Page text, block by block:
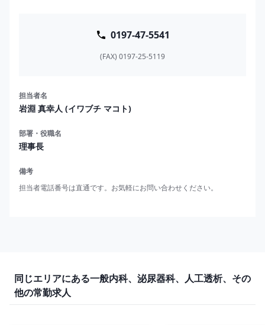
0197-47-5541
(FAX) 0197-25-5119
担当者名
岩淵 真幸人 (イワブチ マコト)
部署・役職名
理事長
備考
担当者電話番号は直通です。お気軽にお問い合わせください。
同じエリアにある一般内科、泌尿器科、人工透析、その
他の常勤求人